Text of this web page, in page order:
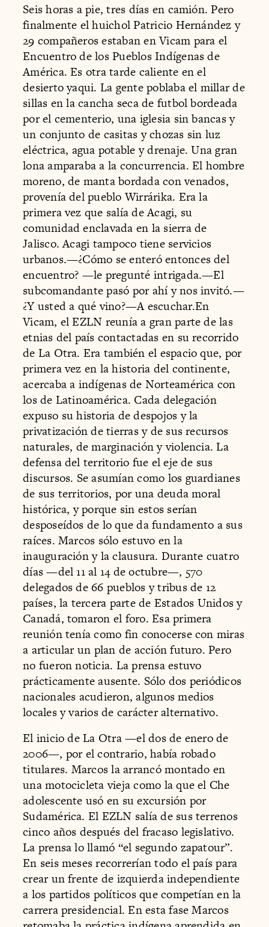
Seis horas a pie, tres días en camión. Pero
finalmente el huichol Patricio Hernández y
29 compañeros estaban en Vicam para el
Encuentro de los Pueblos Indígenas de
América. Es otra tarde caliente en el
desierto yaqui. La gente poblaba el millar de
sillas en la cancha seca de futbol bordeada
por el cementerio, una iglesia sin bancas y
un conjunto de casitas y chozas sin luz
eléctrica, agua potable y drenaje. Una gran
lona amparaba a la concurrencia. El hombre
moreno, de manta bordada con venados,
provenía del pueblo Wirrárika. Era la
primera vez que salía de Acagi, su
comunidad enclavada en la sierra de
Jalisco. Acagi tampoco tiene servicios
urbanos.—¿Cómo se enteró entonces del
encuentro? —le pregunté intrigada.—El
subcomandante pasó por ahí y nos invitó.—
¿Y usted a qué vino?—A escuchar.En
Vicam, el EZLN reunía a gran parte de las
etnias del país contactadas en su recorrido
de La Otra. Era también el espacio que, por
primera vez en la historia del continente,
acercaba a indígenas de Norteamérica con
los de Latinoamérica. Cada delegación
expuso su historia de despojos y la
privatización de tierras y de sus recursos
naturales, de marginación y violencia. La
defensa del territorio fue el eje de sus
discursos. Se asumían como los guardianes
de sus territorios, por una deuda moral
histórica, y porque sin estos serían
desposeídos de lo que da fundamento a sus
raíces. Marcos sólo estuvo en la
inauguración y la clausura. Durante cuatro
días —del 11 al 14 de octubre—, 570
delegados de 66 pueblos y tribus de 12
países, la tercera parte de Estados Unidos y
Canadá, tomaron el foro. Esa primera
reunión tenía como fin conocerse con miras
a articular un plan de acción futuro. Pero
no fueron noticia. La prensa estuvo
prácticamente ausente. Sólo dos periódicos
nacionales acudieron, algunos medios
locales y varios de carácter alternativo.
El inicio de La Otra —el dos de enero de
2006—, por el contrario, había robado
titulares. Marcos la arrancó montado en
una motocicleta vieja como la que el Che
adolescente usó en su excursión por
Sudamérica. El EZLN salía de sus terrenos
cinco años después del fracaso legislativo.
La prensa lo llamó “el segundo zapatour”.
En seis meses recorrerían todo el país para
crear un frente de izquierda independiente
a los partidos políticos que competían en la
carrera presidencial. En esta fase Marcos